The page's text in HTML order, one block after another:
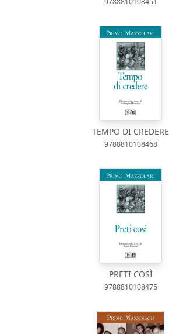
TEMPO DI CREDERE
9788810108468
PRETI COSÌ
9788810108475